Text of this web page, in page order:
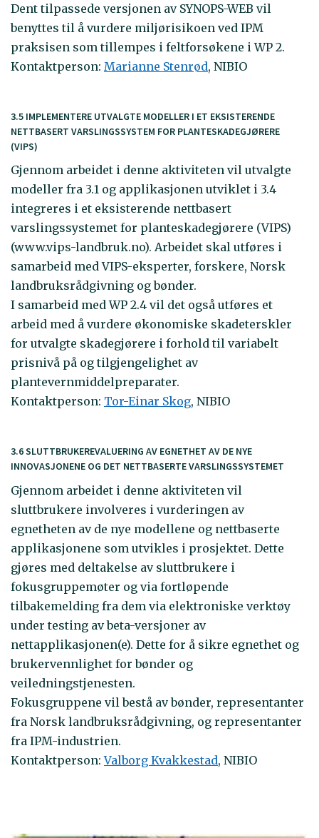
Dent tilpassede versjonen av SYNOPS-WEB vil
benyttes til å vurdere miljørisikoen ved IPM
praksisen som tillempes i feltforsøkene i WP 2.
Kontaktperson: Marianne Stenrød, NIBIO
3.5 IMPLEMENTERE UTVALGTE MODELLER I ET EKSISTERENDE
NETTBASERT VARSLINGSSYSTEM FOR PLANTESKADEGJØRERE
(VIPS)
Gjennom arbeidet i denne aktiviteten vil utvalgte
modeller fra 3.1 og applikasjonen utviklet i 3.4
integreres i et eksisterende nettbasert
varslingssystemet for planteskadegjørere (VIPS)
(www.vips-landbruk.no). Arbeidet skal utføres i
samarbeid med VIPS-eksperter, forskere, Norsk
landbruksrådgivning og bønder.
I samarbeid med WP 2.4 vil det også utføres et
arbeid med å vurdere økonomiske skadeterskler
for utvalgte skadegjørere i forhold til variabelt
prisnivå på og tilgjengelighet av
plantevernmiddelpreparater.
Kontaktperson: Tor-Einar Skog, NIBIO
3.6 SLUTTBRUKEREVALUERING AV EGNETHET AV DE NYE
INNOVASJONENE OG DET NETTBASERTE VARSLINGSSYSTEMET
Gjennom arbeidet i denne aktiviteten vil
sluttbrukere involveres i vurderingen av
egnetheten av de nye modellene og nettbaserte
applikasjonene som utvikles i prosjektet. Dette
gjøres med deltakelse av sluttbrukere i
fokusgruppemøter og via fortløpende
tilbakemelding fra dem via elektroniske verktøy
under testing av beta-versjoner av
nettapplikasjonen(e). Dette for å sikre egnethet og
brukervennlighet for bønder og
veiledningstjenesten.
Fokusgruppene vil bestå av bønder, representanter
fra Norsk landbruksrådgivning, og representanter
fra IPM-industrien.
Kontaktperson:Valborg Kvakkestad, NIBIO